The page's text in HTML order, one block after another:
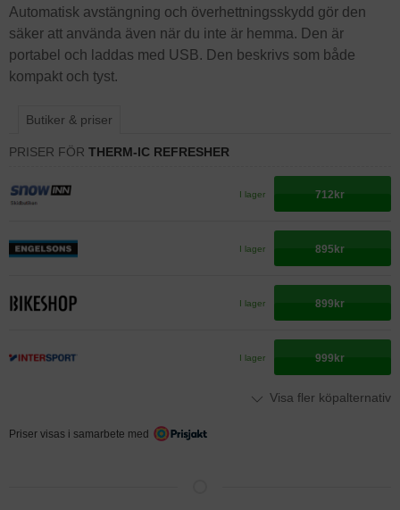
Automatisk avstängning och överhettningsskydd gör den
säker att använda även när du inte är hemma. Den är
portabel och laddas med USB. Den beskrivs som både
kompakt och tyst.
Butiker & priser
PRISER FÖR THERM-IC REFRESHER
I lager 712kr
I lager 895kr
I lager 899kr
I lager 999kr
Visa fler köpalternativ
Priser visas i samarbete med